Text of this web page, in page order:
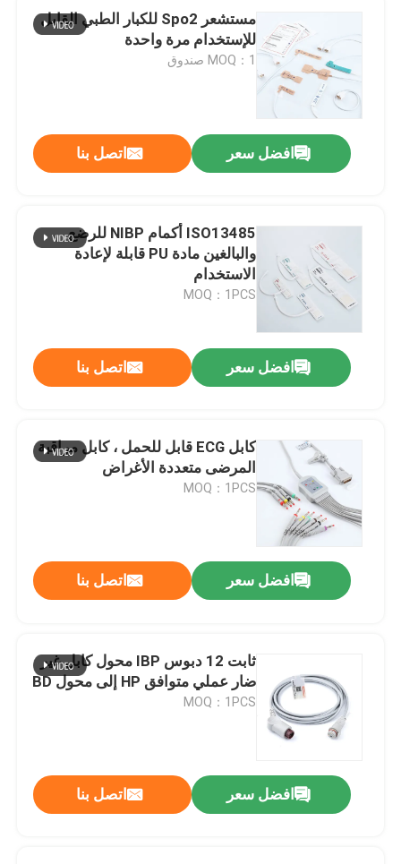
مستشعر Spo2 للكبار الطبي القابل
للإستخدام مرة واحدة
MOQ：1 صندوق
افضل سعر اتصل بنا
ISO13485 أكمام NIBP للرضع
والبالغين مادة PU قابلة لإعادة
الاستخدام
MOQ：1PCS
افضل سعر اتصل بنا
كابل ECG قابل للحمل ، كابل مراقبة
المرضى متعددة الأغراض
MOQ：1PCS
افضل سعر اتصل بنا
ثابت 12 دبوس IBP محول كابل غير
ضار عملي متوافق HP إلى محول BD
MOQ：1PCS
افضل سعر اتصل بنا